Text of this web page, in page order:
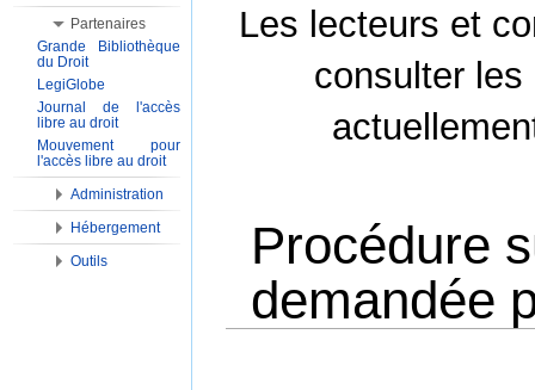
Les lecteurs et
consulter les
Procédure
demandée
Partenaires
Grande Bibliothèque
du Droit
LegiGlobe
Journal de l'accès
libre au droit
Mouvement pour
l'accès libre au droit
Administration
Hébergement
Outils